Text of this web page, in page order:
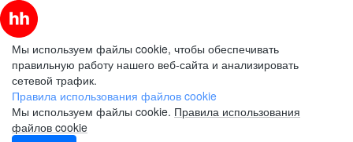
Мы используем файлы cookie, чтобы обеспечивать
правильную работу нашего веб-сайта и анализировать
сетевой трафик.
Правила использования файлов cookie
Мы используем файлы cookie. Правила использования
файлов cookie